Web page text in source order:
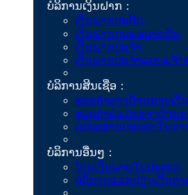
ບໍລິການເງິນຝາກ：
ເງິນຝາກປະຢັດ
ເງິນຝາກກະແສລາຍວັນ
ເງິນຝາກປະຈຳ
ເງິນຝາກປະຈໍາແບບແຈ້
ບໍລິການສິນເຊື່ອ：
ທຸລະກໍາທາງດ້ານການເງີນ
ທຸລະກໍາບໍ່ແມ່ນທາງດ້ານກ
ເອກະສານປະກອບໃນກ
ບໍລິການອື່ນໆ：
ໂອນເງິນພາຍໃນປະເທດ
ບໍລິການແລກປ່ຽນເງິນຕາ